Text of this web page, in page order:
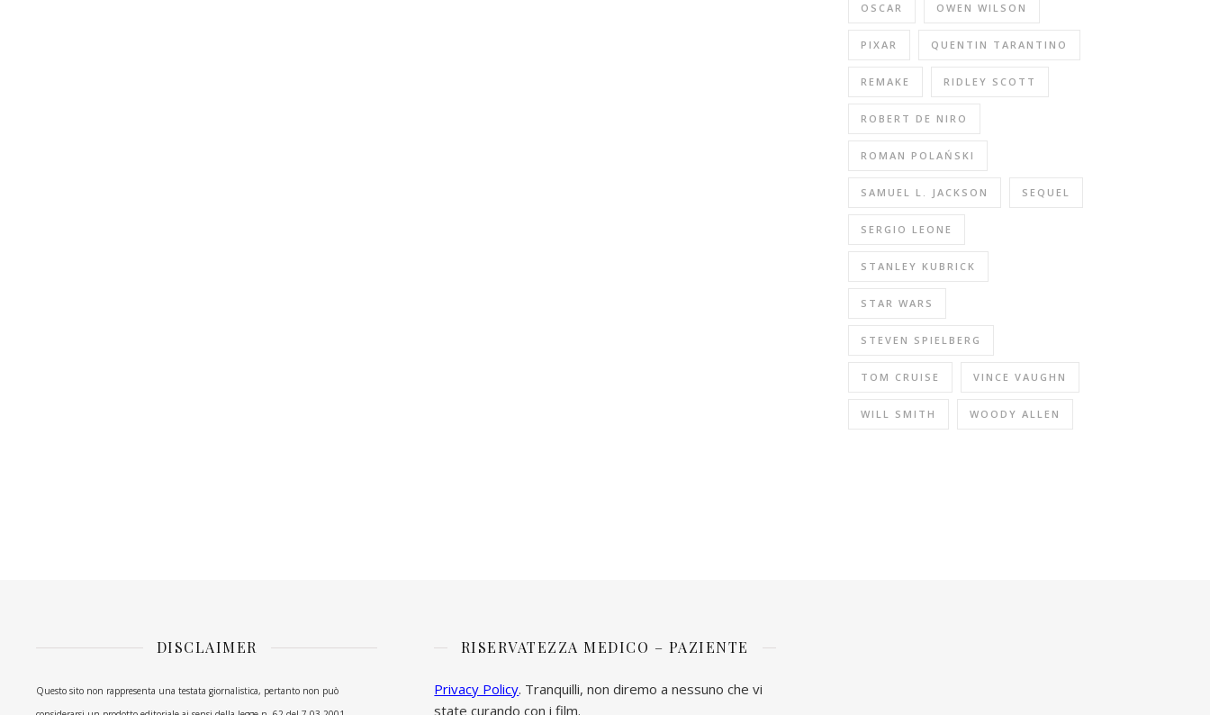
OSCAR OWEN WILSON
PIXAR QUENTIN TARANTINO
REMAKE RIDLEY SCOTT
ROBERT DE NIRO
ROMAN POLAŃSKI
SAMUEL L. JACKSON SEQUEL
SERGIO LEONE
STANLEY KUBRICK
STAR WARS
STEVEN SPIELBERG
TOM CRUISE VINCE VAUGHN
WILL SMITH WOODY ALLEN
DISCLAIMER
Questo sito non rappresenta una testata giornalistica, pertanto non può
RISERVATEZZA MEDICO – PAZIENTE
Privacy Policy. Tranquilli, non diremo a nessuno che vi
state curando con i film.